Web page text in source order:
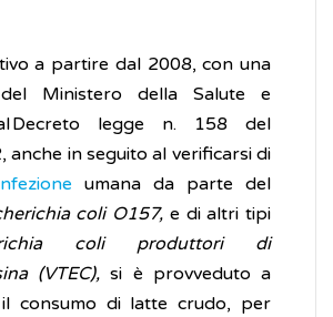
a partire dal 2008, con una
Ministero della Salute e
Decreto legge n. 158 del
anche in seguito al verificarsi di
umana da parte del
coli O157, e di altri tipi
coli produttori di
(VTEC),si è provveduto a
il consumo di latte crudo, per